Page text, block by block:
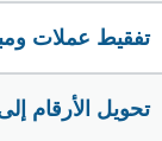
تفقيط عملات
تحويل الأرقام